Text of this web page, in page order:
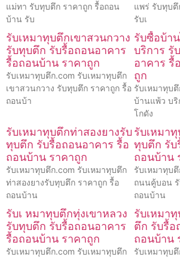
แม่ทา รับทุบตึก ราคาถูก รื้อถอน
บ้าน รับ
แพร่ รับทุบตึ
รับเ
รับเหมาทุบตึกเขาสวนกวาง
รับทุบตึก รับรื้อถอนอาคาร
รื้อถอนบ้าน ราคาถูก
รับเหมาทุบตึก.com รับเหมาทุบตึก
เขาสวนกวาง รับทุบตึก ราคาถูก รื้อ
ถอนบ้า
รับซื้อบ้า
บริการ รั
อาคาร รื้
ถูก
รับเหมาทุบ
บ้านแพ้ว บริ
โกดัง
รับเหมาทุบตึกท่าสองยางรับ
ทุบตึก รับรื้อถอนอาคาร รื้อ
ถอนบ้าน ราคาถูก
รับเหมาทุบตึก.com รับเหมาทุบตึก
ท่าสองยางรับทุบตึก ราคาถูก รื้อ
ถอนบ้าน
รับเหมา
ทุบตึก รับ
ถอนบ้าน
รับเหมาทุบ
ถนนคู้บอน
ถอนบ้าน
รับเ หมาทุบตึกทุ่งเขาหลวง
รับทุบตึก รับรื้อถอนอาคาร
รื้อถอนบ้าน ราคาถูก
รับเหมาทุบตึก.com รับเหมาทุบตึก
รับเหมา
ตึก รับรื้อ
ถอนบ้าน
รับเหมาทุบ